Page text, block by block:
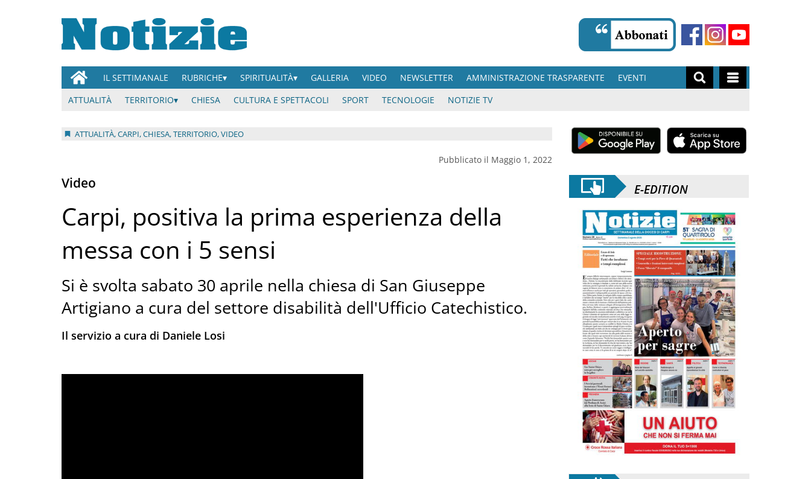
IL SETTIMANALE RUBRICHE SPIRITUALITÀ GALLERIA VIDEO NEWSLETTER AMMINISTRAZIONE TRASPARENTE
EVENTI
ATTUALITÀ
TERRITORIO CHIESA CULTURA E SPETTACOLI SPORT TECNOLOGIE NOTIZIE TV
ATTUALITÀ, CARPI, CHIESA, TERRITORIO, VIDEO
Pubblicato il Maggio 1, 2022
Video
Carpi, positiva la prima esperienza della
messa con i 5 sensi
Si è svolta sabato 30 aprile nella chiesa di San Giuseppe
Artigiano a cura del settore disabilità dell'Ufficio Catechistico.
Il servizio a cura di Daniele Losi
E-EDITION